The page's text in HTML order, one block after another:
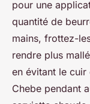
pour une
quantité de
mains, frottez-
rendre plus
en évitant le cuir
Chebe pendant